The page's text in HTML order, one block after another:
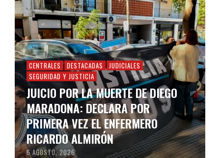
CENTRALES DESTACADAS
JUDICIALES
SEGURIDAD Y JUSTICIA
JUICIO POR LA MUERTE DE DIEGO
MARADONA: DECLARA POR
PRIMERA VEZ EL ENFERMERO
RICARDO ALMIRÓN
6 AGOSTO, 2026